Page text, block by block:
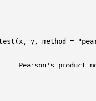
y, method =
Pearson's product-